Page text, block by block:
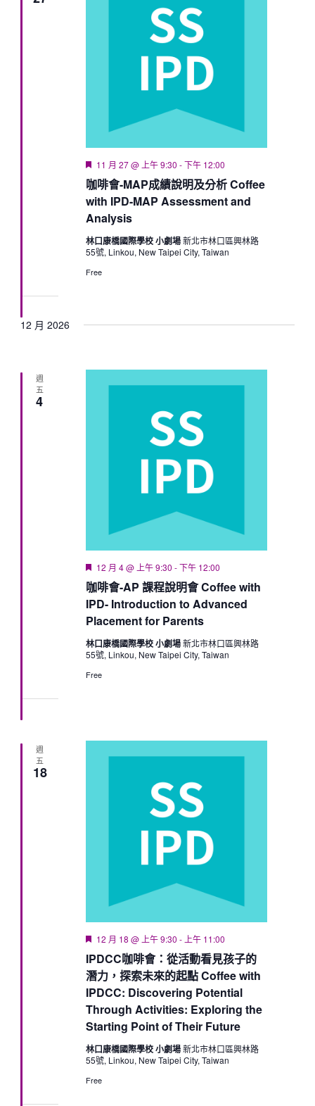
咖啡會-MAP成績說明及分析 Coffee
with IPD-MAP Assessment and
Analysis
Featured
11 月 27 @ 上午 9:30 -下午 12:00
林口康橋國際學校 小劇場新北市林口區興林路
55號, Linkou, New Taipei City, Taiwan
Free
12 月 2026
週
五
4
咖啡會-AP 課程說明會 Coffee with
IPD- Introduction to Advanced
Placement for Parents
Featured
12 月 4 @ 上午 9:30 -下午 12:00
林口康橋國際學校 小劇場新北市林口區興林路
55號, Linkou, New Taipei City, Taiwan
Free
週
五
18
IPDCC咖啡會：從活動看見孩子的
潛力，探索未來的起點 Coffee with
IPDCC: Discovering Potential
Through Activities: Exploring the
Starting Point of Their Future
Featured
12 月 18 @ 上午 9:30 - 上午 11:00
林口康橋國際學校 小劇場新北市林口區興林路
55號, Linkou, New Taipei City, Taiwan
Free